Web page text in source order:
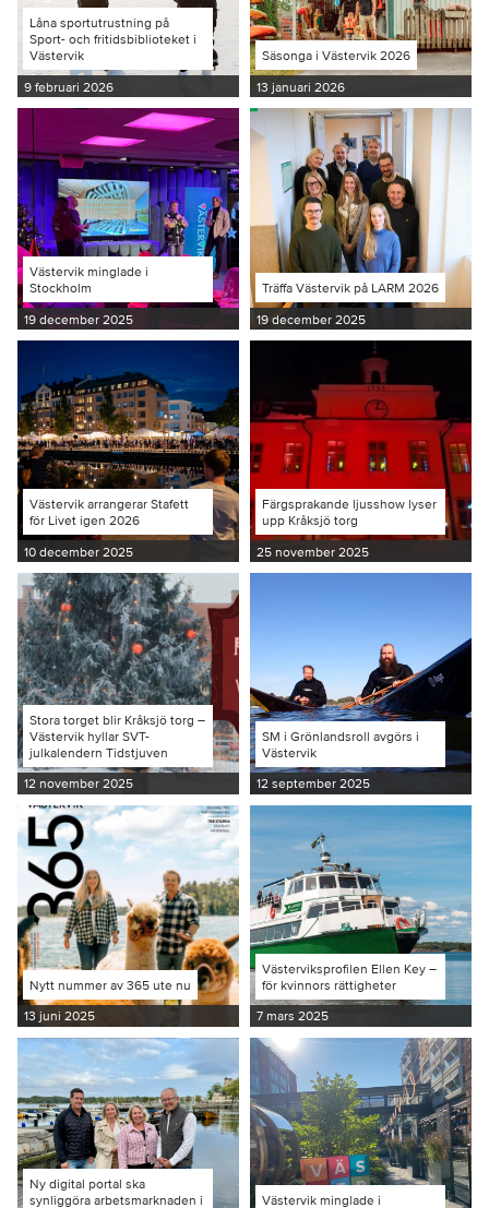
Låna sportutrustning på
Sport- och fritidsbiblioteket i
Västervik
9 februari 2026
Säsonga i Västervik 2026
13 januari 2026
Västervik minglade i
Stockholm
19 december 2025
Träffa Västervik på LARM 2026
19 december 2025
Västervik arrangerar Stafett
för Livet igen 2026
10 december 2025
Färgsprakande ljusshow lyser
upp Kråksjö torg
25 november 2025
Stora torget blir Kråksjö torg –
Västervik hyllar SVT-
julkalendern Tidstjuven
12 november 2025
SM i Grönlandsroll avgörs i
Västervik
12 september 2025
Nytt nummer av 365 ute nu
13 juni 2025
Västerviksprofilen Ellen Key –
för kvinnors rättigheter
7 mars 2025
Ny digital portal ska
synliggöra arbetsmarknaden i
Västervik minglade i